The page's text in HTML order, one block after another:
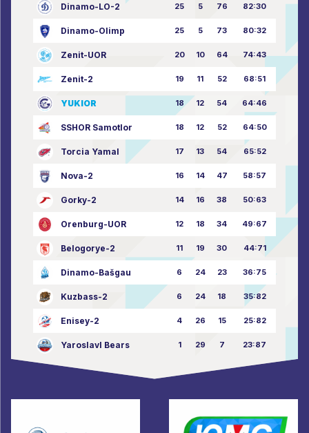
Dinamo-LO-2 25 5 76 82:30
Dinamo-Olimp 25 5 73 80:32
Zenit-UOR 20 10 64 74:43
Zenit-2 19 11 52 68:51
YUKIOR 18 12 54 64:46
SSHOR Samotlor 18 12 52 64:50
Torcia Yamal 17 13 54 65:52
Nova-2 16 14 47 58:57
Gorky-2 14 16 38 50:63
Orenburg-UOR 12 18 34 49:67
Belogorye-2 11 19 30 44:71
Dinamo-Bašgau 6 24 23 36:75
Kuzbass-2 6 24 18 35:82
Enisey-2 4 26 15 25:82
Yaroslavl Bears 1 29 7 23:87